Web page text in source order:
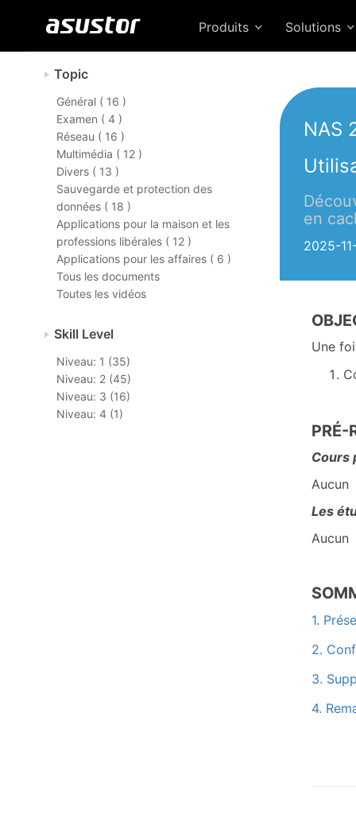
Produits Solutions
Topic
Général ( 16 )
Examen ( 4 )
Réseau ( 16 )
Multimédia ( 12 )
Divers ( 13 )
Sauvegarde et protection des
données ( 18 )
Applications pour la maison et les
professions libérales ( 12 )
Applications pour les affaires ( 6 )
Tous les documents
Toutes les vidéos
Skill Level
Niveau: 1 (35)
Niveau: 2 (45)
Niveau: 3 (16)
Niveau: 4 (1)
NAS
en
2025-
Une
PRÉ-
Cours
Aucun
Les
Aucun
1.
2.
3.
4.